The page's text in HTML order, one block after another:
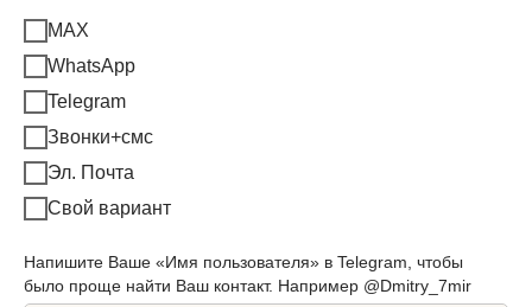
MAX
WhatsApp
Telegram
Звонки+смс
Эл. Почта
Свой вариант
Напишите Ваше «Имя пользователя» в Telegram, чтобы
было проще найти Ваш контакт. Например @Dmitry_7mir